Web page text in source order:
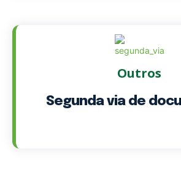
Outros
Segunda via de